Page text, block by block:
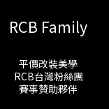
RCB Family
平價改裝美學
RCB台灣粉絲團
賽事贊助夥伴